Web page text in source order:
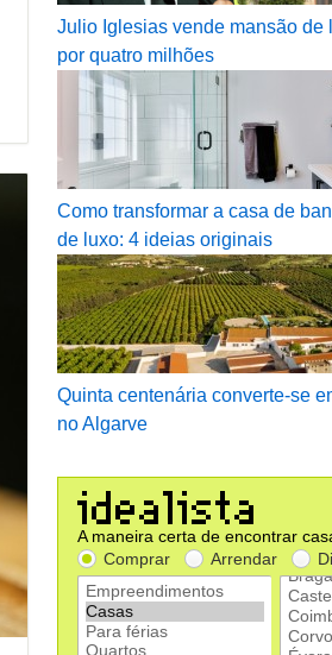
Julio Iglesias vende mansão de
por quatro milhões
Como transformar a casa de
de luxo: 4 ideias originais
Quinta centenária converte-se
no Algarve